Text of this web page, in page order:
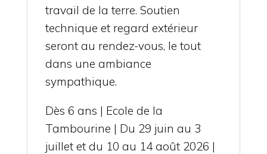
travail de la terre. Soutien
technique et regard extérieur
seront au rendez-vous, le tout
dans une ambiance
sympathique.
Dès 6 ans | Ecole de la
Tambourine | Du 29 juin au 3
juillet et du 10 au 14 août 2026 |